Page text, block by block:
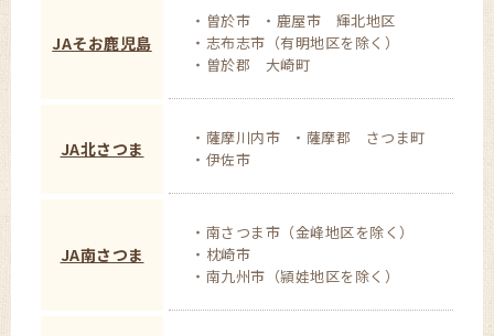
JAそお鹿児島
曽於市
鹿屋市 輝北地区
志布志市（有明地区を除く）
曽於郡 大崎町
JA北さつま
薩摩川内市
薩摩郡 さつま町
伊佐市
JA南さつま
南さつま市（金峰地区を除く）
枕崎市
南九州市（頴娃地区を除く）